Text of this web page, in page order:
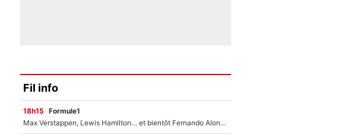
Fil info
18h15 Formule1
Max Verstappen, Lewis Hamilton… et bientôt Fernando Alonso ? Le classement des pilotes les mieux payés en Formule 1 risque de changer !